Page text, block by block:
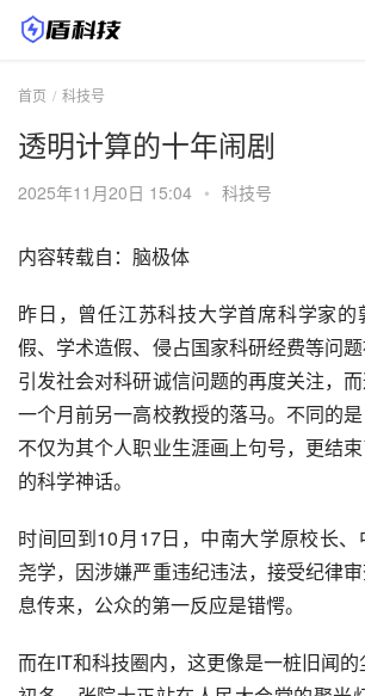
首页 科技号
透明计算的十年闹剧
2025年11月20日 15:04 • 科技号
内容转载自：脑极体
昨日，曾任江苏科技大学首席科学家
假、学术造假、侵占国家科研经费等问题
引发社会对科研诚信问题的再度关注，
一个月前另一高校教授的落马。不同的
不仅为其个人职业生涯画上句号，更结
的科学神话。
时间回到10月17日，中南大学原校长
尧学，因涉嫌严重违纪违法，接受纪律
息传来，公众的第一反应是错愕。
而在IT和科技圈内，这更像是一桩旧闻